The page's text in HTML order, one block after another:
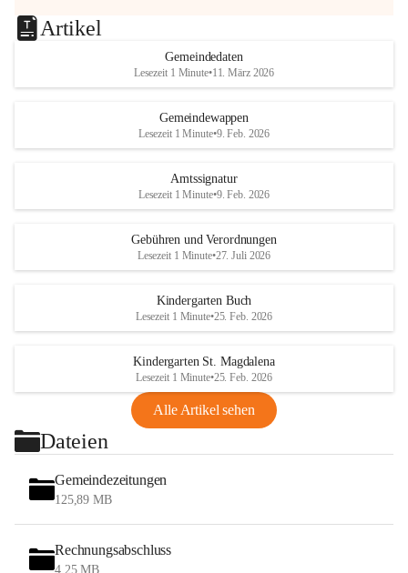
Artikel
Gemeindedaten
Lesezeit 1 Minute•11. März 2026
Gemeindewappen
Lesezeit 1 Minute•9. Feb. 2026
Amtssignatur
Lesezeit 1 Minute•9. Feb. 2026
Gebühren und Verordnungen
Lesezeit 1 Minute•27. Juli 2026
Kindergarten Buch
Lesezeit 1 Minute•25. Feb. 2026
Kindergarten St. Magdalena
Lesezeit 1 Minute•25. Feb. 2026
Alle Artikel sehen
Dateien
Gemeindezeitungen
125,89 MB
Rechnungsabschluss
4,25 MB